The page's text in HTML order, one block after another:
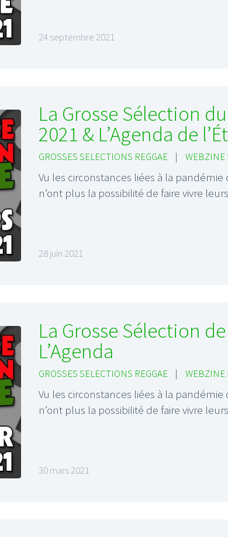
24 septembre 2021
La Grosse Sélection
2021 & L’Agenda de
GROSSES SELECTIONS REGGAE | WEBZINE
Vu les circonstances liées à la pandémie
n’ont plus la possibilité de faire vivre
28 juin 2021
La Grosse Sélection
L’Agenda
GROSSES SELECTIONS REGGAE | WEBZINE
Vu les circonstances liées à la pandémie
n’ont plus la possibilité de faire vivre
30 mars 2021